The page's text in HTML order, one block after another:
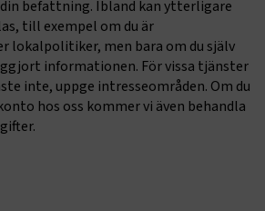
befattning. Ibland kan ytterligare
till exempel om du är
lokalpolitiker, men bara om du själv
informationen. För vissa tjänster
inte, uppge intresseområden. Om du
hos oss kommer vi även behandla